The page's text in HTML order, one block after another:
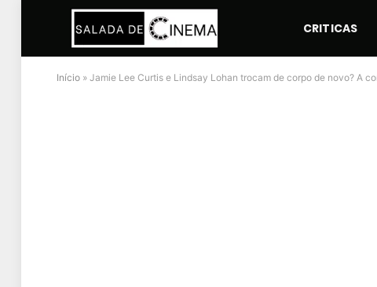
CRITICAS
Início » Jamie Lee Curtis e Lindsay Lohan trocam de corpo de novo? A